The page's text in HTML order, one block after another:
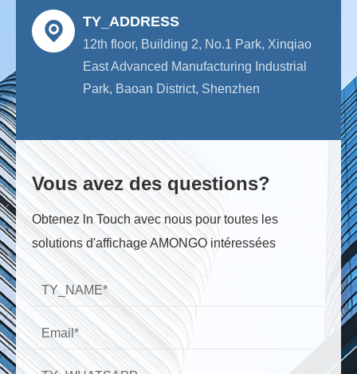
TY_ADDRESS
12th floor, Building 2, No.1 Park, Xinqiao
East Advanced Manufacturing Industrial
Park, Baoan District, Shenzhen
Vous avez des questions?
Obtenez ln Touch avec nous pour toutes les
solutions d'affichage AMONGO intéressées